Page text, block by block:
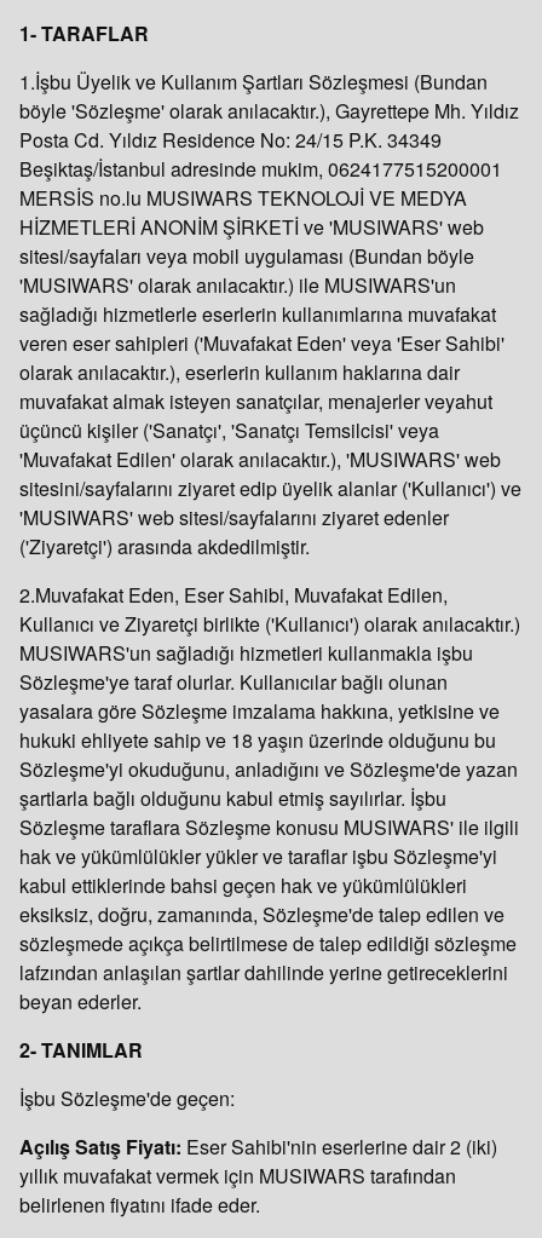
1- TARAFLAR
1.İşbu Üyelik ve Kullanım Şartları Sözleşmesi (Bundan
böyle 'Sözleşme' olarak anılacaktır.), Gayrettepe Mh. Yıldız
Posta Cd. Yıldız Residence No: 24/15 P.K. 34349
Beşiktaş/İstanbul adresinde mukim, 0624177515200001
MERSİS no.lu MUSIWARS TEKNOLOJİ VE MEDYA
HİZMETLERİ ANONİM ŞİRKETİ ve 'MUSIWARS' web
sitesi/sayfaları veya mobil uygulaması (Bundan böyle
'MUSIWARS' olarak anılacaktır.) ile MUSIWARS'un
sağladığı hizmetlerle eserlerin kullanımlarına muvafakat
veren eser sahipleri ('Muvafakat Eden' veya 'Eser Sahibi'
olarak anılacaktır.), eserlerin kullanım haklarına dair
muvafakat almak isteyen sanatçılar, menajerler veyahut
üçüncü kişiler ('Sanatçı', 'Sanatçı Temsilcisi' veya
'Muvafakat Edilen' olarak anılacaktır.), 'MUSIWARS' web
sitesini/sayfalarını ziyaret edip üyelik alanlar ('Kullanıcı') ve
'MUSIWARS' web sitesi/sayfalarını ziyaret edenler
('Ziyaretçi') arasında akdedilmiştir.
2.Muvafakat Eden, Eser Sahibi, Muvafakat Edilen,
Kullanıcı ve Ziyaretçi birlikte ('Kullanıcı') olarak anılacaktır.)
MUSIWARS'un sağladığı hizmetleri kullanmakla işbu
Sözleşme'ye taraf olurlar. Kullanıcılar bağlı olunan
yasalara göre Sözleşme imzalama hakkına, yetkisine ve
hukuki ehliyete sahip ve 18 yaşın üzerinde olduğunu bu
Sözleşme'yi okuduğunu, anladığını ve Sözleşme'de yazan
şartlarla bağlı olduğunu kabul etmiş sayılırlar. İşbu
Sözleşme taraflara Sözleşme konusu MUSIWARS' ile ilgili
hak ve yükümlülükler yükler ve taraflar işbu Sözleşme'yi
kabul ettiklerinde bahsi geçen hak ve yükümlülükleri
eksiksiz, doğru, zamanında, Sözleşme'de talep edilen ve
sözleşmede açıkça belirtilmese de talep edildiği sözleşme
lafzından anlaşılan şartlar dahilinde yerine getireceklerini
beyan ederler.
2- TANIMLAR
İşbu Sözleşme'de geçen:
Açılış Satış Fiyatı: Eser Sahibi'nin eserlerine dair 2 (iki)
yıllık muvafakat vermek için MUSIWARS tarafından
belirlenen fiyatını ifade eder.